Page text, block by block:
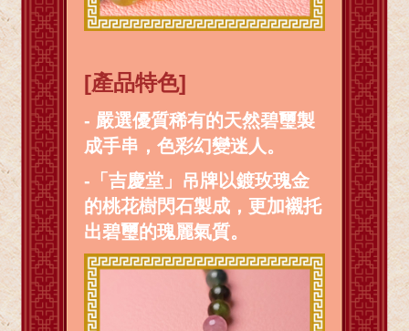
[產品特色]
- 嚴選優質稀有的天然碧璽製
成手串，色彩幻變迷人。
-「吉慶堂」吊牌以鍍玫瑰金
的桃花樹閃石製成，更加襯托
出碧璽的瑰麗氣質。